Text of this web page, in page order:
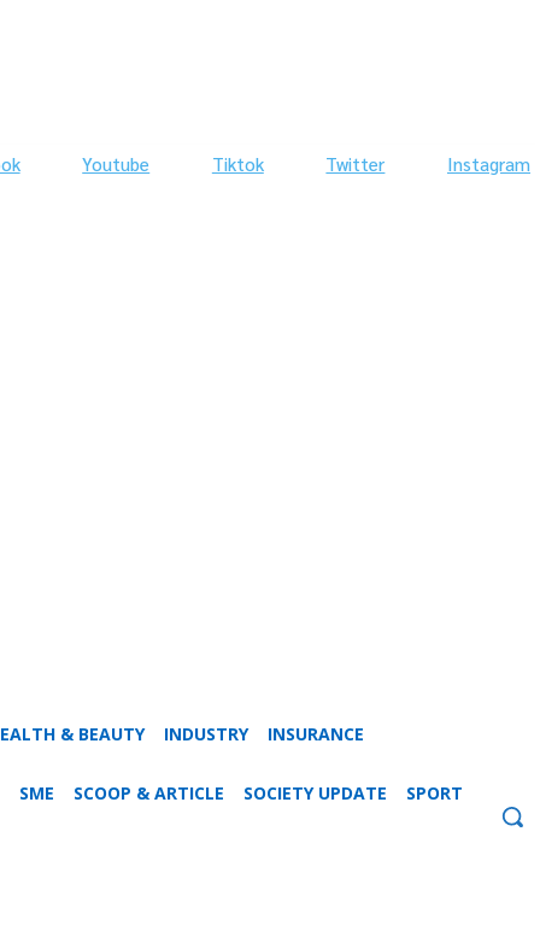
Youtube Tiktok Twitter Instagram
& BEAUTY INDUSTRY INSURANCE
SME SCOOP & ARTICLE SOCIETY UPDATE SPORT